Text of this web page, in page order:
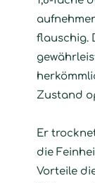
flauschig.
Zustand
Er
die
Vorteile